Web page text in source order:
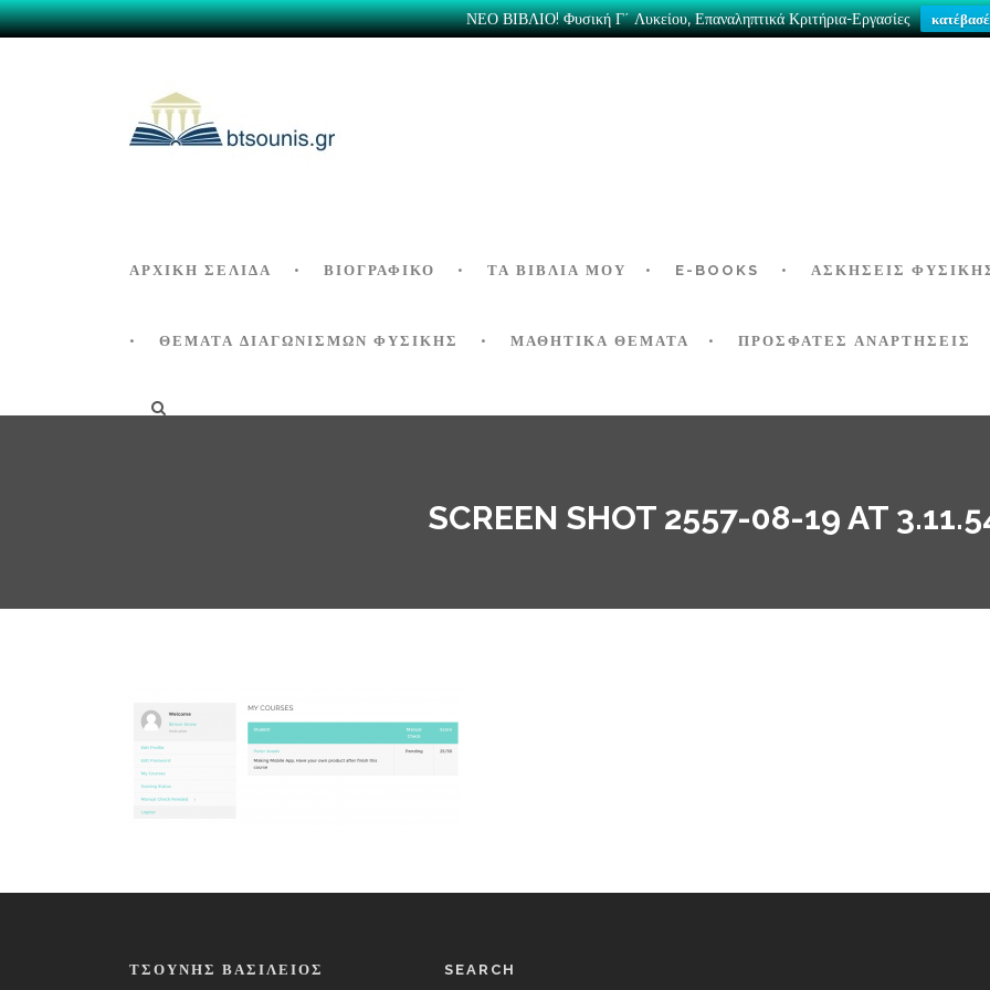
ΝΕΟ ΒΙΒΛΙΟ! Φυσική Γ΄ Λυκείου, Επαναληπτικά Κριτήρια-Εργασίες
ΑΡΧΙΚΗ ΣΕΛΙΔΑ ΒΙΟΓΡΑΦΙΚΌ ΤΑ ΒΙΒΛΊΑ ΜΟΥ E-BOOKS ΑΣΚΉΣΕΙΣ
ΘΕΜΑΤΑ ΔΙΑΓΩΝΙΣΜΩΝ ΦΥΣΙΚΗΣ ΜΑΘΗΤΙΚΑ ΘΕΜΑΤΑ ΠΡΟΣΦΑΤΕΣ ΑΝΑΡΤΗΣΕΙΣ
SCREEN SHOT 2557-08-19 AT
ΤΣΟΎΝΗΣ ΒΑΣΊΛΕΙΟΣ SEARCH